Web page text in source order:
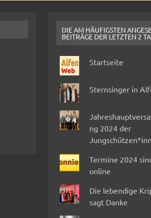
DIE AM HÄUFIGSTEN
BEITRÄGE DER LETZTEN 2
Startseite
Sternsinger in
ng 2024 der
Termine 2024
online
Die lebendige
sagt Danke